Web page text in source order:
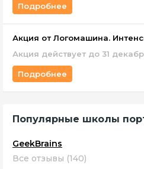
Подробнее
Акция от Логомашина.
Акция действует до 31
Подробнее
Популярные школы
GeekBrains
Все отзывы (140)